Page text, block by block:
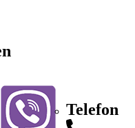
Telefon